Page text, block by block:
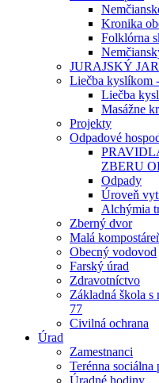
Kronika
Folklórna
JURAJSKÝ
Liečba kyslíkom
Liečba
Masážne
Projekty
Odpadové
ZBERU
Odpady
Úroveň
Alchýmia
Zberný dvor
Malá
Obecný vodovod
Farský úrad
Zdravotníctvo
Základná škola s
77
Civilná ochrana
Úrad
Zamestnanci
Terénna sociálna
Úradné hodiny